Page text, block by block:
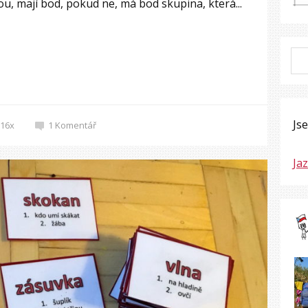
mají bod, pokud ne, má bod skupina, která...
1 Komentář